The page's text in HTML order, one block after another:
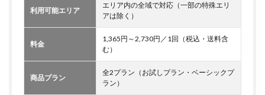
利用可能エリア
エリア内の全域で対応（一部の特殊エリ
アは除く）
料金
1,365円～2,730円／1回（税込・送料含
む）
商品プラン
全2プラン（お試しプラン・ベーシックプ
ラン）